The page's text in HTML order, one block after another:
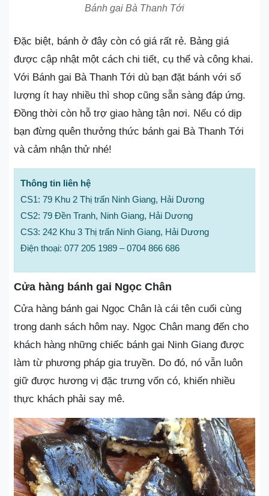
Bánh gai Bà Thanh Tới
Đặc biệt, bánh ở đây còn có giá rất rẻ. Bảng giá
được cập nhật một cách chi tiết, cụ thể và công khai.
Với Bánh gai Bà Thanh Tới dù bạn đặt bánh với số
lượng ít hay nhiều thì shop cũng sẵn sàng đáp ứng.
Đồng thời còn hỗ trợ giao hàng tận nơi. Nếu có dịp
bạn đừng quên thưởng thức bánh gai Bà Thanh Tới
và cảm nhận thử nhé!
Thông tin liên hệ
CS1: 79 Khu 2 Thị trấn Ninh Giang, Hải Dương
CS2: 79 Đền Tranh, Ninh Giang, Hải Dương
CS3: 242 Khu 3 Thị trấn Ninh Giang, Hải Dương
Điện thoại: 077 205 1989 – 0704 866 686
Cửa hàng bánh gai Ngọc Chân
Cửa hàng bánh gai Ngọc Chân là cái tên cuối cùng
trong danh sách hôm nay. Ngọc Chân mang đến cho
khách hàng những chiếc bánh gai Ninh Giang được
làm từ phương pháp gia truyền. Do đó, nó vẫn luôn
giữ được hương vị đặc trưng vốn có, khiến nhiều
thực khách phải say mê.